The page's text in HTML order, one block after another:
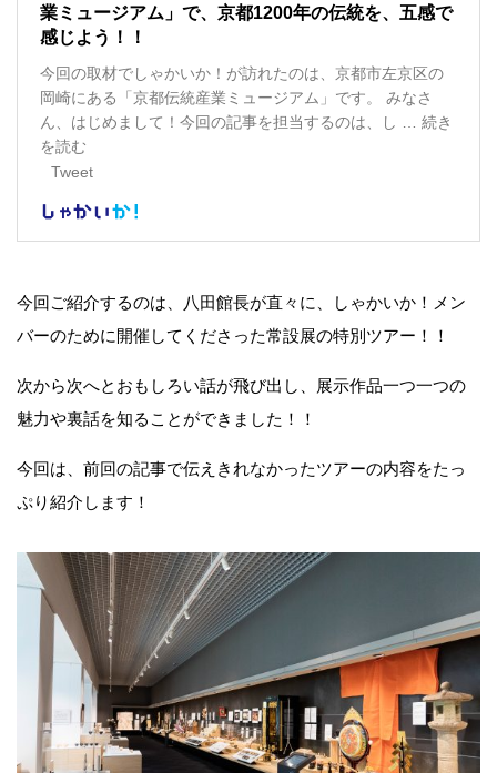
今回ご紹介するのは、八田館長が直々に、しゃかいか！メン
バーのために開催してくださった常設展の特別ツアー！！
次から次へとおもしろい話が飛び出し、展示作品一つ一つの
魅力や裏話を知ることができました！！
今回は、前回の記事で伝えきれなかったツアーの内容をたっ
ぷり紹介します！